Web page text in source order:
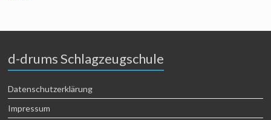
d-drums Schlagzeugschule
Datenschutzerklärung
Impressum